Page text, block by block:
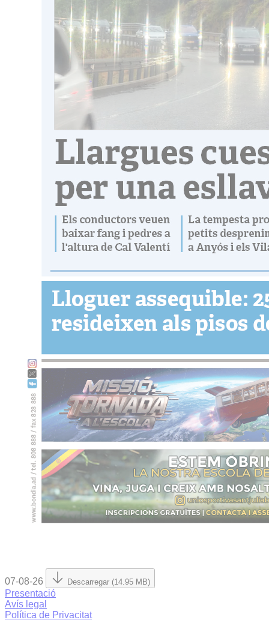
07-08-26 Descarregar (14.95 MB)
Presentació
Avís legal
Política de Privacitat